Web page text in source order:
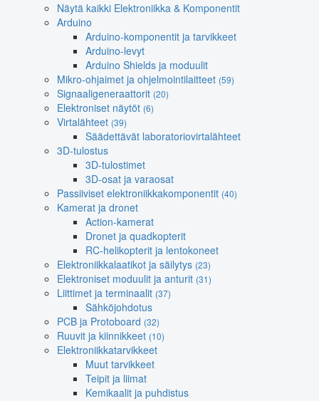
Näytä kaikki Elektroniikka & Komponentit
Arduino
Arduino-komponentit ja tarvikkeet
Arduino-levyt
Arduino Shields ja moduulit
Mikro-ohjaimet ja ohjelmointilaitteet (59)
Signaaligeneraattorit (20)
Elektroniset näytöt (6)
Virtalähteet (39)
Säädettävät laboratoriovirtalähteet
3D-tulostus
3D-tulostimet
3D-osat ja varaosat
Passiiviset elektroniikkakomponentit (40)
Kamerat ja dronet
Action-kamerat
Dronet ja quadkopterit
RC-helikopterit ja lentokoneet
Elektroniikkalaatikot ja säilytys (23)
Elektroniset moduulit ja anturit (31)
Liittimet ja terminaalit (37)
Sähköjohdotus
PCB ja Protoboard (32)
Ruuvit ja kiinnikkeet (10)
Elektroniikkatarvikkeet
Muut tarvikkeet
Teipit ja liimat
Kemikaalit ja puhdistus